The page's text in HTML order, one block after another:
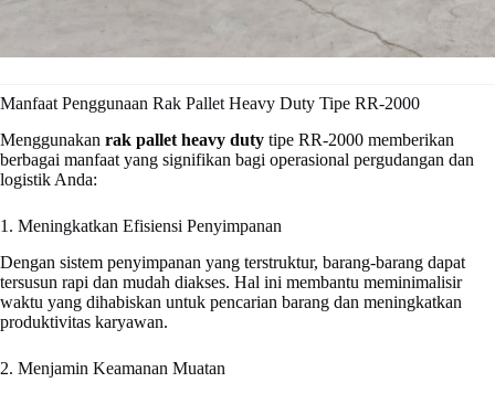
Manfaat Penggunaan Rak Pallet Heavy Duty Tipe RR-2000
Menggunakan rak pallet heavy duty tipe RR-2000 memberikan
berbagai manfaat yang signifikan bagi operasional pergudangan dan
logistik Anda:
1. Meningkatkan Efisiensi Penyimpanan
Dengan sistem penyimpanan yang terstruktur, barang-barang dapat
tersusun rapi dan mudah diakses. Hal ini membantu meminimalisir
waktu yang dihabiskan untuk pencarian barang dan meningkatkan
produktivitas karyawan.
2. Menjamin Keamanan Muatan